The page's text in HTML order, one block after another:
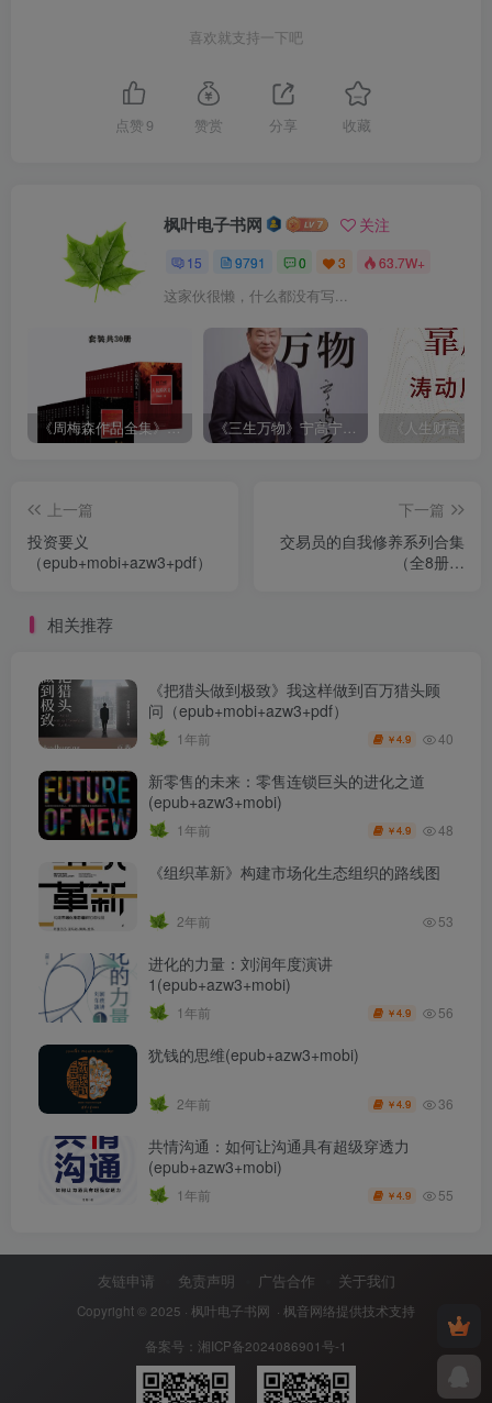
喜欢就支持一下吧
点赞 9 赞赏 分享 收藏
枫叶电子书网 关注
15 9791 0 3 63.7W+
这家伙很懒，什么都没有写...
《周梅森作品全集》[共30册] 《三生万物》宁高宁（epub+mobi+azw3+pdf）
上一篇
投资要义
（epub+mobi+azw3+pdf）
下一篇
交易员的自我修养系列合集
（全8册）
相关推荐
《把猎头做到极致》我这样做到百万猎头顾
问（epub+mobi+azw3+pdf）
1年前 ￥4.9 40
新零售的未来：零售连锁巨头的进化之道
(epub+azw3+mobi)
1年前 ￥4.9 48
《组织革新》构建市场化生态组织的路线图
2年前 53
进化的力量：刘润年度演讲
1(epub+azw3+mobi)
1年前 ￥4.9 56
犹钱的思维(epub+azw3+mobi)
2年前 ￥4.9 36
共情沟通：如何让沟通具有超级穿透力
(epub+azw3+mobi)
1年前 ￥4.9 55
友链申请 免责声明 广告合作 关于我们
Copyright © 2025 · 枫叶电子书网 · 枫音网络提供技术支持
备案号： 湘ICP备2024086901号-1